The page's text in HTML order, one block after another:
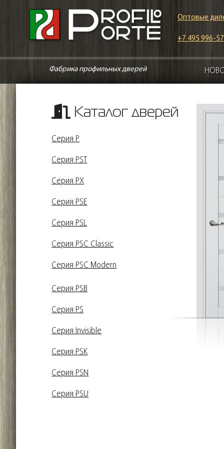
Оптовые
+7 495 996-
Фабрика профильных дверей
Каталог дверей
Серия P
Серия PST
Серия PX
Серия PSE
Серия PSL
Серия PSC Classic
Серия PSC Modern
Серия PSB
Серия PS
Серия Invisible
Серия PSK
Серия PSN
Серия PSU